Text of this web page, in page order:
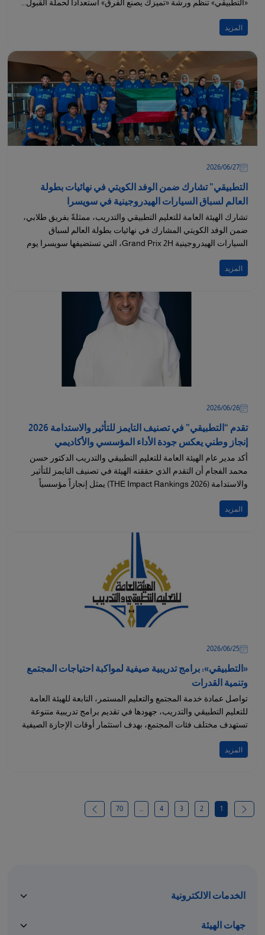
«التطبيقي» تنظم ورشة «تميزك يصنع الفرق» استعداداً لحملة القبول...
المزيد
27‏/06‏/2026
التطبيقي” تشارك ضمن الوفد الكويتي في نهائيات بطولة
العالم لسباق السيارات الهيدروجينية في سويسرا
تشارك الهيئة العامة للتعليم التطبيقي والتدريب، ممثلةً بفريق طلابي،
ضمن الوفد الكويتي المشارك في نهائيات بطولة العالم لسباق
السيارات الهيدروجينية Grand Prix 2H، التي تستضيفها سويسرا يوم
المزيد
26‏/06‏/2026
تقدم “التطبيقي” في تصنيف التايمز للتأثير والاستدامة 2026
إنجاز وطني يعكس جودة الأداء المؤسسي والأكاديمي
أكد مدير عام الهيئة العامة للتعليم التطبيقي والتدريب الدكتور حسن
محمد الفجام أن التقدم الذي حققته الهيئة في تصنيف التايمز للتأثير
والاستدامة (THE Impact Rankings 2026) يمثل إنجازاً مؤسسياً
المزيد
25‏/06‏/2026
«التطبيقي»: برامج تدريبية صيفية لمواكبة احتياجات المجتمع
وتنمية القدرات
تواصل عمادة خدمة المجتمع والتعليم المستمر، التابعة للهيئة العامة
للتعليم التطبيقي والتدريب، جهودها في تقديم برامج تدريبية متنوعة
تستهدف مختلف فئات المجتمع، بهدف استثمار أوقات الإجازة الصيفية
المزيد
1
2
3
4
...
70
الخدمات الالكترونية
جهات الهيئة